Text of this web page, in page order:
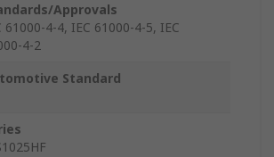
Approvals
61000-4-4, IEC 61000-4-5, IEC
4-2
Standard